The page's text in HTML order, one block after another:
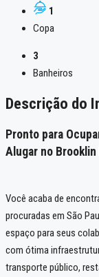
1
Copa
3
Banheiros
Descrição do
Pronto para
Alugar no
Você acaba de
procuradas em São
espaço para seus
com ótima
transporte público,